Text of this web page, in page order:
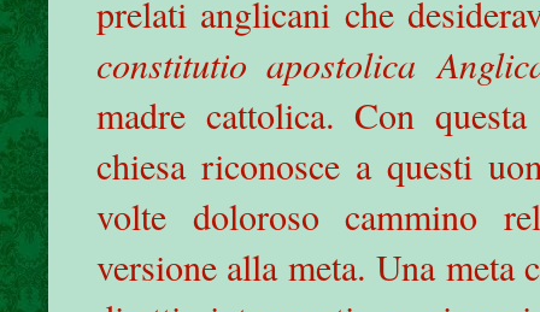
prelati anglicani che
constitutio apostolica
madre cattolica. Con
chiesa riconosce a questi
volte doloroso cammino
versione alla meta. Una